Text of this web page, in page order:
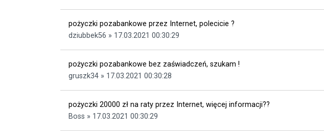
pożyczki pozabankowe przez Internet, polecicie ?
dziubbek56 » 17.03.2021 00:30:29
pożyczki pozabankowe bez zaświadczeń, szukam !
gruszk34 » 17.03.2021 00:30:28
pożyczki 20000 zł na raty przez Internet, więcej informacji??
Boss » 17.03.2021 00:30:29